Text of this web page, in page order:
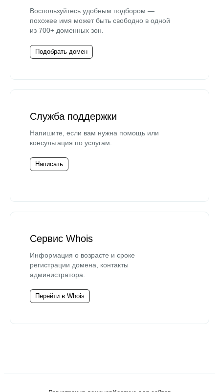
Воспользуйтесь удобным подбором —
похожее имя может быть свободно в одной
из 700+ доменных зон.
Подобрать домен
Служба поддержки
Напишите, если вам нужна помощь или
консультация по услугам.
Написать
Сервис Whois
Информация о возрасте и сроке
регистрации домена, контакты
администратора.
Перейти в Whois